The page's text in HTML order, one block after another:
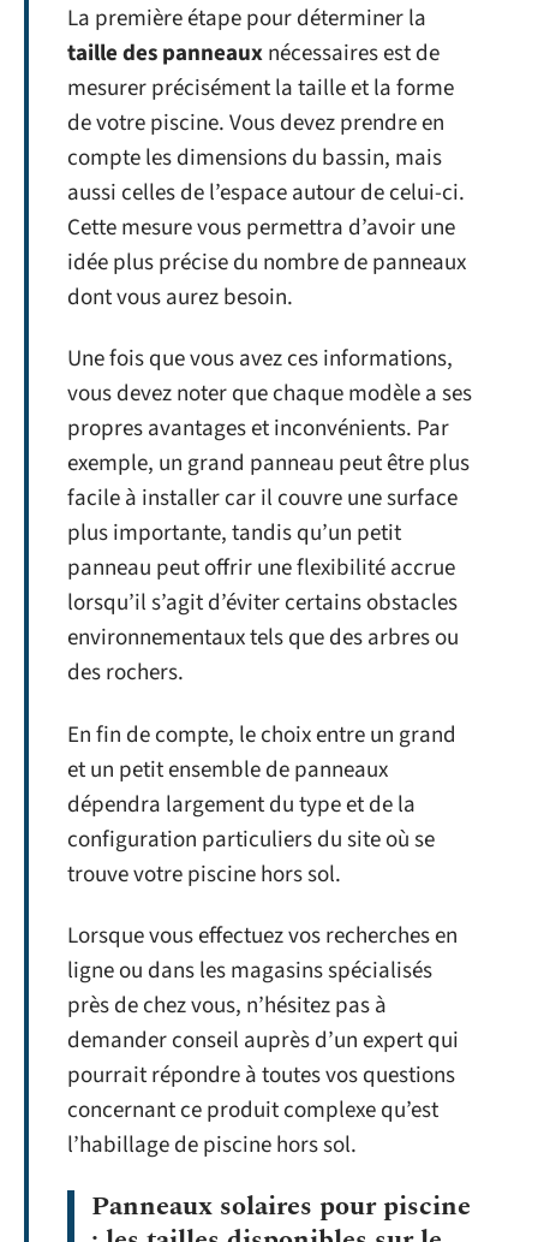
La première étape pour déterminer la
taille des panneauxnécessaires est de
mesurer précisément la taille et la forme
de votre piscine. Vous devez prendre en
compte les dimensions du bassin, mais
aussi celles de l’espace autour de celui-ci.
Cette mesure vous permettra d’avoir une
idée plus précise du nombre de panneaux
dont vous aurez besoin.
Une fois que vous avez ces informations,
vous devez noter que chaque modèle a ses
propres avantages et inconvénients. Par
exemple, un grand panneau peut être plus
facile à installer car il couvre une surface
plus importante, tandis qu’un petit
panneau peut offrir une flexibilité accrue
lorsqu’il s’agit d’éviter certains obstacles
environnementaux tels que des arbres ou
des rochers.
En fin de compte, le choix entre un grand
et un petit ensemble de panneaux
dépendra largement du type et de la
configuration particuliers du site où se
trouve votre piscine hors sol.
Lorsque vous effectuez vos recherches en
ligne ou dans les magasins spécialisés
près de chez vous, n’hésitez pas à
demander conseil auprès d’un expert qui
pourrait répondre à toutes vos questions
concernant ce produit complexe qu’est
l’habillage de piscine hors sol.
Panneaux solaires pour piscine